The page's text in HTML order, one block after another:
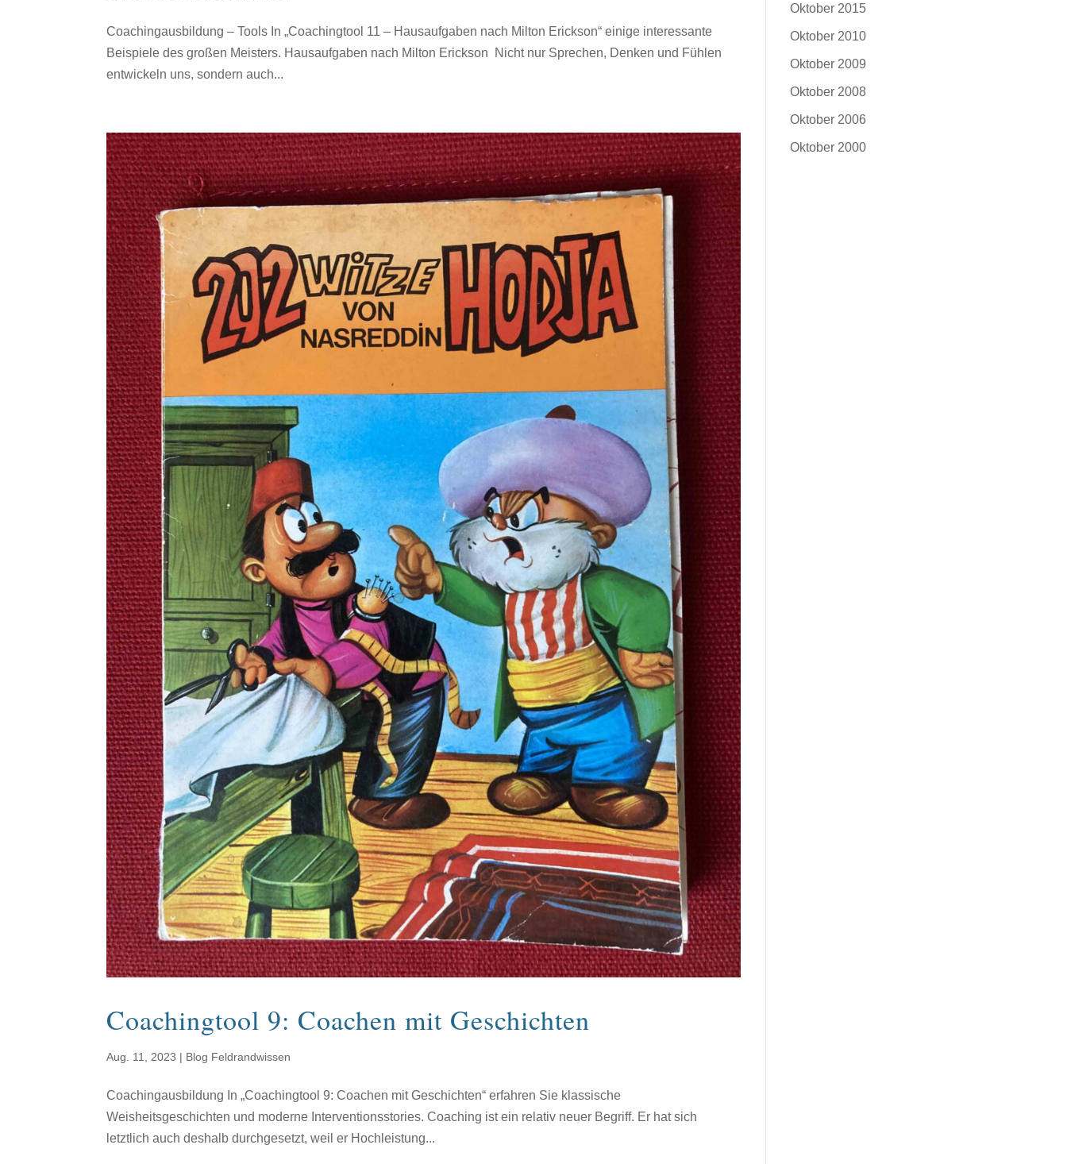
Coachingausbildung – Tools In „Coachingtool 11 – Hausaufgaben nach Milton Erickson“ einige interessante
Beispiele des großen Meisters. Hausaufgaben nach Milton Erickson Nicht nur Sprechen, Denken und Fühlen
entwickeln uns, sondern auch...
Coachingtool 9: Coachen mit Geschichten
Aug. 11, 2023 | Blog Feldrandwissen
Coachingausbildung In „Coachingtool 9: Coachen mit Geschichten“ erfahren Sie klassische
Weisheitsgeschichten und moderne Interventionsstories. Coaching ist ein relativ neuer Begriff. Er hat sich
letztlich auch deshalb durchgesetzt, weil er Hochleistung...
Oktober 2015
Oktober 2010
Oktober 2009
Oktober 2008
Oktober 2006
Oktober 2000